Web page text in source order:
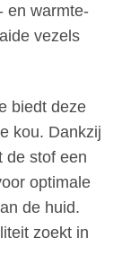
en warmte-
vezels
biedt deze
kou. Dankzij
de stof een
optimale
de huid.
zoekt in